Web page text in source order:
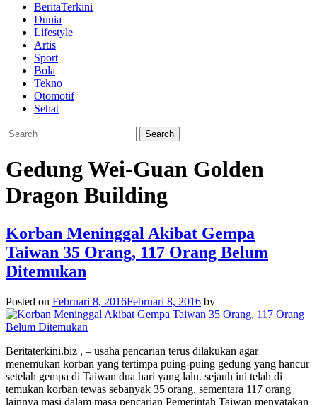
BeritaTerkini
Dunia
Lifestyle
Artis
Sport
Bola
Tekno
Otomotif
Sehat
Gedung Wei-Guan Golden
Dragon Building
Korban Meninggal Akibat Gempa
Taiwan 35 Orang, 117 Orang Belum
Ditemukan
Posted on Februari 8, 2016Februari 8, 2016 by
Beritaterkini.biz , – usaha pencarian terus dilakukan agar
menemukan korban yang tertimpa puing-puing gedung yang hancur
setelah gempa di Taiwan dua hari yang lalu. sejauh ini telah di
temukan korban tewas sebanyak 35 orang, sementara 117 orang
lainnya masi dalam masa pencarian Pemerintah Taiwan menyatakan